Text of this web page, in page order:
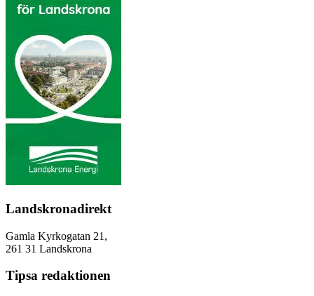
Landskronadirekt
Gamla Kyrkogatan 21,
261 31 Landskrona
Tipsa redaktionen